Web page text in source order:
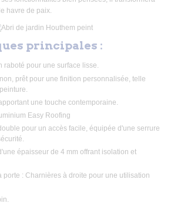
havre de paix.
principales :
raboté pour une surface lisse.
prêt pour une finition personnalisée, telle
une touche contemporaine.
Easy Roofing
pour un accès facile, équipée d'une serrure
épaisseur de 4 mm offrant isolation et
porte : Charnières à droite pour une utilisation